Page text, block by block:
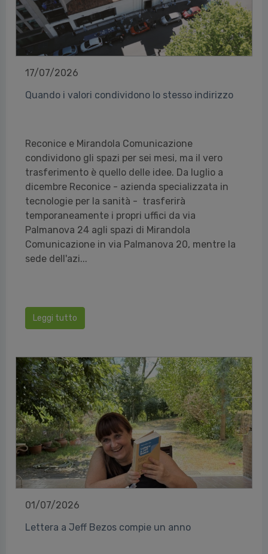
17/07/2026
Quando i valori condividono lo stesso indirizzo
Reconice e Mirandola Comunicazione
condividono gli spazi per sei mesi, ma il vero
trasferimento è quello delle idee. Da luglio a
dicembre Reconice - azienda specializzata in
tecnologie per la sanità - trasferirà
temporaneamente i propri uffici da via
Palmanova 24 agli spazi di Mirandola
Comunicazione in via Palmanova 20, mentre la
sede dell'azi...
Leggi tutto
01/07/2026
Lettera a Jeff Bezos compie un anno